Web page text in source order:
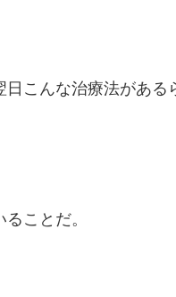
こんな治療法がある
ことだ。